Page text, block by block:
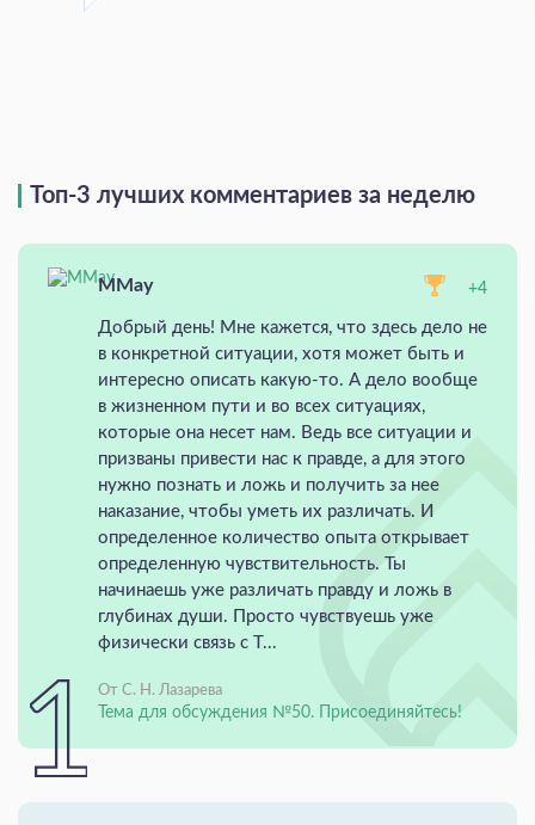
Топ-3 лучших комментариев за неделю
MMay +4
Добрый день! Мне кажется, что здесь дело не
в конкретной ситуации, хотя может быть и
интересно описать какую-то. А дело вообще
в жизненном пути и во всех ситуациях,
которые она несет нам. Ведь все ситуации и
призваны привести нас к правде, а для этого
нужно познать и ложь и получить за нее
наказание, чтобы уметь их различать. И
определенное количество опыта открывает
определенную чувствительность. Ты
начинаешь уже различать правду и ложь в
глубинах души. Просто чувствуешь уже
физически связь с Т...
От С. Н. Лазарева
Тема для обсуждения №50. Присоединяйтесь!